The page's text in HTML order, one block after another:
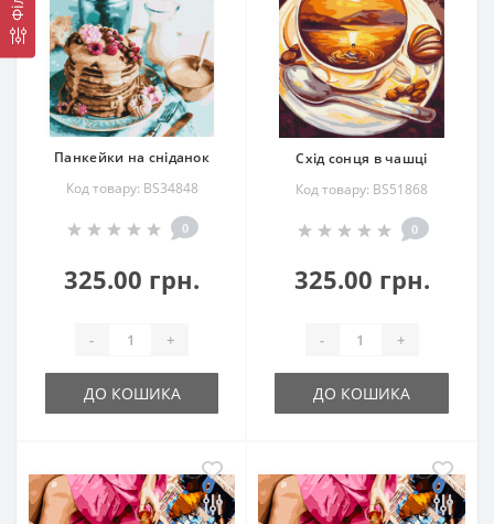
Панкейки на сніданок
Код товару: BS34848
0
325.00 грн.
- +
ДО КОШИКА
Схід сонця в чашці
Код товару: BS51868
0
325.00 грн.
- +
ДО КОШИКА